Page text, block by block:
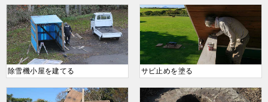
除雪機小屋を建てる サビ止めを塗る